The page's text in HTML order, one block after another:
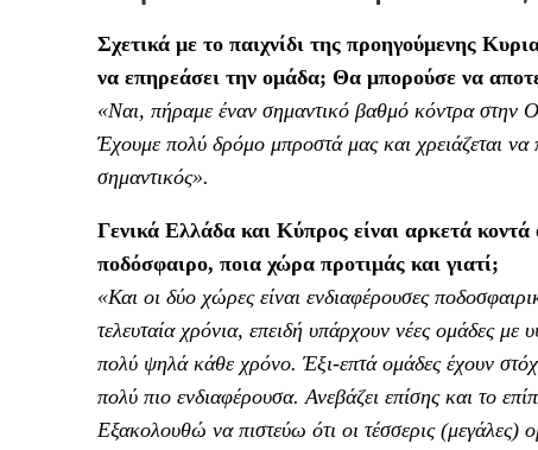
Σχετικά με το παιχνίδι της προηγούμενης
να επηρεάσει την ομάδα; Θα μπορούσε να
«Ναι, πήραμε έναν σημαντικό βαθμό κόντρα στην
Έχουμε πολύ δρόμο μπροστά μας και χρειάζεται να
σημαντικός».
Γενικά Ελλάδα και Κύπρος είναι αρκετά
ποδόσφαιρο, ποια χώρα προτιμάς και γιατί;
«Και οι δύο χώρες είναι ενδιαφέρουσες
τελευταία χρόνια, επειδή υπάρχουν νέες ομάδες
πολύ ψηλά κάθε χρόνο. Έξι-επτά ομάδες έχουν
πολύ πιο ενδιαφέρουσα. Ανεβάζει επίσης και το
Εξακολουθώ να πιστεύω ότι οι τέσσερις (μεγάλες)